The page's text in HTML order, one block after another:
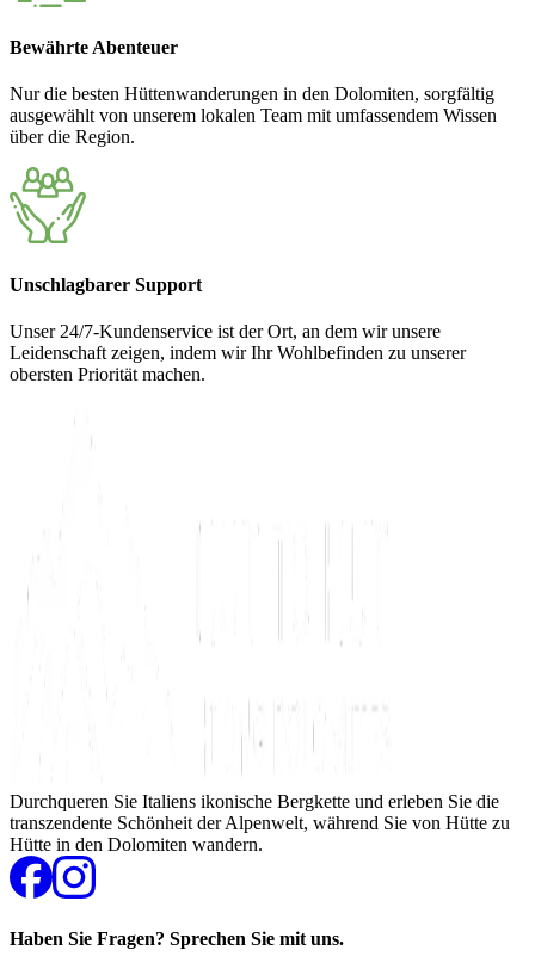
Bewährte Abenteuer
Nur die besten Hüttenwanderungen in den Dolomiten, sorgfältig
ausgewählt von unserem lokalen Team mit umfassendem Wissen
über die Region.
Unschlagbarer Support
Unser 24/7-Kundenservice ist der Ort, an dem wir unsere
Leidenschaft zeigen, indem wir Ihr Wohlbefinden zu unserer
obersten Priorität machen.
Durchqueren Sie Italiens ikonische Bergkette und erleben Sie die
transzendente Schönheit der Alpenwelt, während Sie von Hütte zu
Hütte in den Dolomiten wandern.
Haben Sie Fragen? Sprechen Sie mit uns.